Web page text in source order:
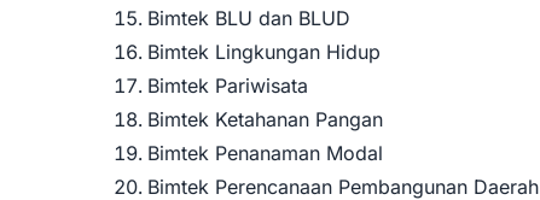
Bimtek BLU dan BLUD
Bimtek Lingkungan Hidup
Bimtek Pariwisata
Bimtek Ketahanan Pangan
Bimtek Penanaman Modal
Bimtek Perencanaan Pembangunan Daerah